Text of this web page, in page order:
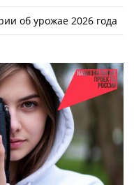
об урожае 2026 года